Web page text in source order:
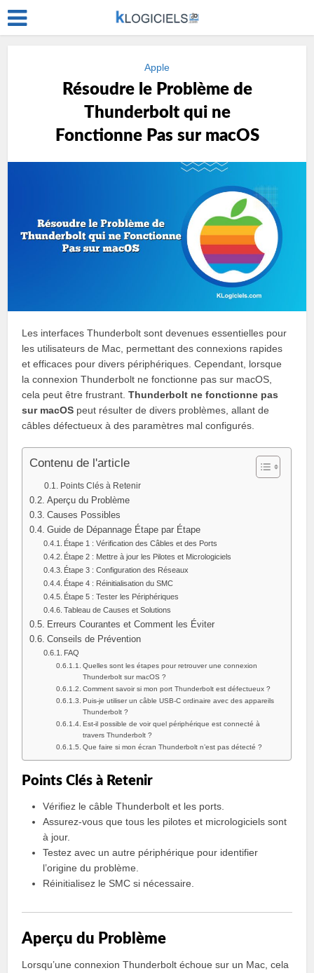
Apple
Résoudre le Problème de
Thunderbolt qui ne
Fonctionne Pas sur macOS
Les interfaces Thunderbolt sont devenues essentielles pour
les utilisateurs de Mac, permettant des connexions rapides
et efficaces pour divers périphériques. Cependant, lorsque
la connexion Thunderbolt ne fonctionne pas sur macOS,
cela peut être frustrant.Thunderbolt ne fonctionne pas
sur macOS peut résulter de divers problèmes, allant de
câbles défectueux à des paramètres mal configurés.
Contenu de l'article
Points Clés à Retenir
Aperçu du Problème
Causes Possibles
Guide de Dépannage Étape par Étape
Étape 1 : Vérification des Câbles et des Ports
Étape 2 : Mettre à jour les Pilotes et Micrologiciels
Étape 3 : Configuration des Réseaux
Étape 4 : Réinitialisation du SMC
Étape 5 : Tester les Périphériques
Tableau de Causes et Solutions
Erreurs Courantes et Comment les Éviter
Conseils de Prévention
FAQ
Quelles sont les étapes pour retrouver une connexion
Thunderbolt sur macOS ?
Comment savoir si mon port Thunderbolt est défectueux ?
Puis-je utiliser un câble USB-C ordinaire avec des appareils
Thunderbolt ?
Est-il possible de voir quel périphérique est connecté à
travers Thunderbolt ?
Que faire si mon écran Thunderbolt n’est pas détecté ?
Points Clés à Retenir
Vérifiez le câble Thunderbolt et les ports.
Assurez-vous que tous les pilotes et micrologiciels sont
à jour.
Testez avec un autre périphérique pour identifier
l’origine du problème.
Réinitialisez le SMC si nécessaire.
Aperçu du Problème
Lorsqu’une connexion Thunderbolt échoue sur un Mac, cela